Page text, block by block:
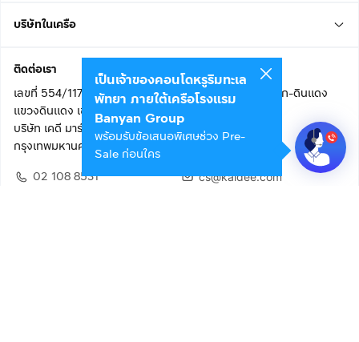
บริษัทในเครือ
ติดต่อเรา
เลขที่ 554/117 อาคารสกายไนน์ เซ็นเตอร์ ชั้น 22 ถนนอโศก-ดินแดง
แขวงดินแดง เขตดินแดง
บริษัท เคดี มาร์เก็ตเพลส จำกัด (สำนักงานใหญ่)
กรุงเทพมหานคร 10400
02 108 8531
cs@kaidee.com
เป็นเจ้าของคอนโดหรูริมทะเล
พัทยา ภายใต้เครือโรงแรม
Banyan Group
พร้อมรับข้อเสนอพิเศษช่วง Pre-
Sale ก่อนใคร